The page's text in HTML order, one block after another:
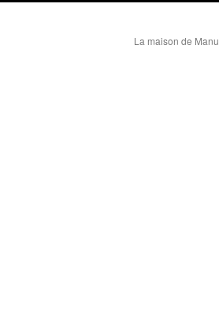
La maison de Manu